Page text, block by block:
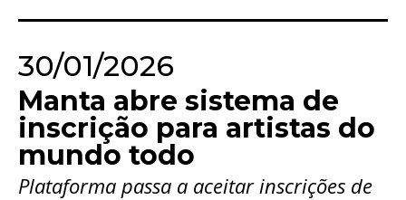
30/01/2026
Manta abre sistema de
inscrição para artistas do
mundo todo
Plataforma passa a aceitar inscrições de